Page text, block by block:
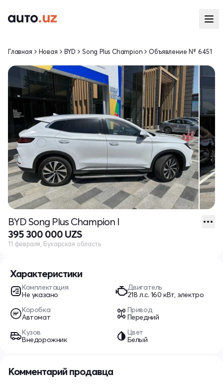
Характеристики
Комплектация
Не указано
Двигатель
218 л.c. 160 кВт, электро
Коробка
Автомат
Привод
Передний
Кузов
Внедорожник
Цвет
Белый
Главная Новая BYD Song Plus Champion Объявление № 6451
BYD Song Plus Champion I
395 300 000 UZS
11 февраля, Бухарская область
Комментарий продавца